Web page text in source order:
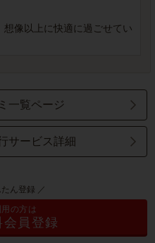
像以上に快適に過ごせてい
一覧ページ
サービス詳細
ん登録 ／
の方は
会員登録